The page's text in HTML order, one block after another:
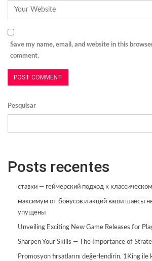
Save my name, email, and website in this
comment.
Pesquisar
Posts recentes
ставки — геймерский подход к
максимум от бонусов и акций ваши шансы
упущены
Unveiling Exciting New Game Releases for
Sharpen Your Skills — The Importance of
Promosyon fırsatlarını değerlendirin, 1King ile